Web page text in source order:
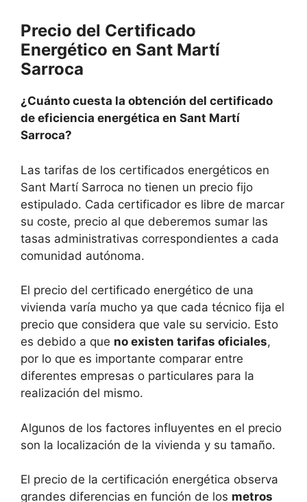
Precio del Certificado
Energético en Sant Martí
Sarroca
¿Cuánto cuesta la obtención del certificado
de eficiencia energética en Sant Martí
Sarroca?
Las tarifas de los certificados energéticos en
Sant Martí Sarroca no tienen un precio fijo
estipulado. Cada certificador es libre de marcar
su coste, precio al que deberemos sumar las
tasas administrativas correspondientes a cada
comunidad autónoma.
El precio del certificado energético de una
vivienda varía mucho ya que cada técnico fija el
precio que considera que vale su servicio. Esto
es debido a que no existen tarifas oficiales,
por lo que es importante comparar entre
diferentes empresas o particulares para la
realización del mismo.
Algunos de los factores influyentes en el precio
son la localización de la vivienda y su tamaño.
El precio de la certificación energética observa
grandes diferencias en función de los metros